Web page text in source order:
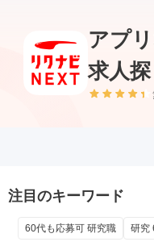
アプ
求人
注目のキーワード
60代も応募可 研究職 研究